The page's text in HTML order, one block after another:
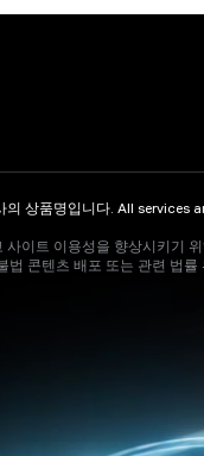
상품명입니다. All services
사이트 이용성을 향상시키기
법 콘텐츠 배포 또는 관련 법